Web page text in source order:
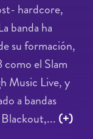
hardcore,
banda ha
su formación,
el Slam
Music Live, y
a bandas
(+)